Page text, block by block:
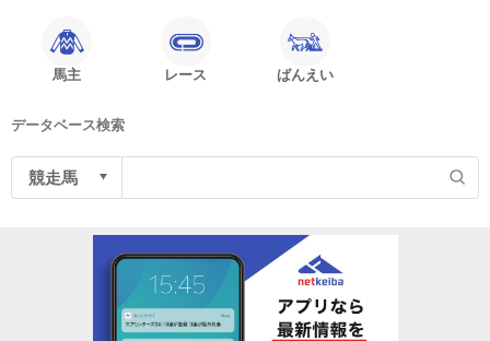
馬主 レース ばんえい
データベース検索